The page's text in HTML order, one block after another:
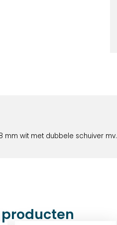
mm wit met dubbele schuiver mv.